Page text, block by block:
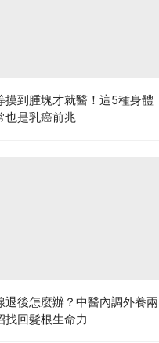
摸到腫塊才就醫！這5種身體
也是乳癌前兆
退後怎麼辦？中醫內調外養兩
找回髮根生命力